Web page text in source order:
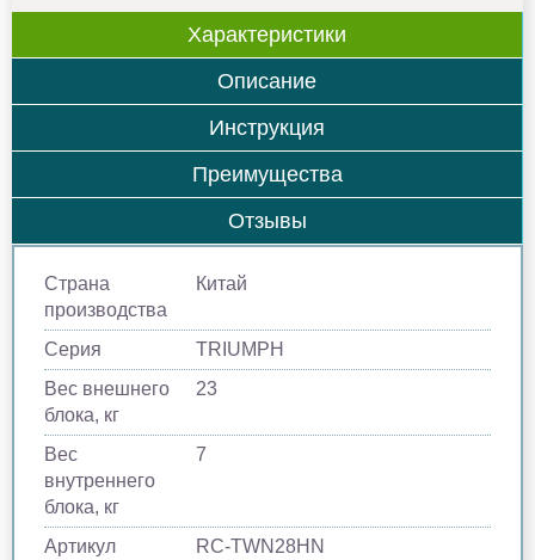
Характеристики
Описание
Инструкция
Преимущества
Отзывы
Страна
производства
Китай
Серия
TRIUMPH
Вес внешнего
блока, кг
23
Вес
внутреннего
блока, кг
7
Артикул RC-TWN28HN